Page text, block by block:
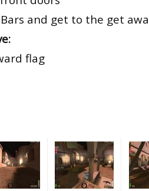
and get to the get
flag